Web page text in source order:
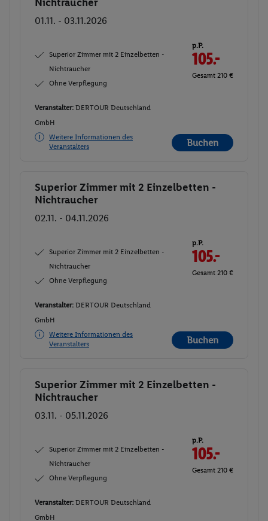
01.11. - 03.11.2026
Superior Zimmer mit 2 Einzelbetten -
Nichtraucher
Ohne Verpflegung
p.P.
105.-
Gesamt 210 €
Veranstalter: DERTOUR Deutschland
GmbH
Weitere Informationen des
Veranstalters
Buchen
Buchen
Superior Zimmer mit 2 Einzelbetten -
Nichtraucher
02.11. - 04.11.2026
Superior Zimmer mit 2 Einzelbetten -
Nichtraucher
Ohne Verpflegung
p.P.
105.-
Gesamt 210 €
Veranstalter: DERTOUR Deutschland
GmbH
Weitere Informationen des
Veranstalters
Buchen
Buchen
Superior Zimmer mit 2 Einzelbetten -
Nichtraucher
03.11. - 05.11.2026
Superior Zimmer mit 2 Einzelbetten -
Nichtraucher
Ohne Verpflegung
p.P.
105.-
Gesamt 210 €
Veranstalter: DERTOUR Deutschland
GmbH